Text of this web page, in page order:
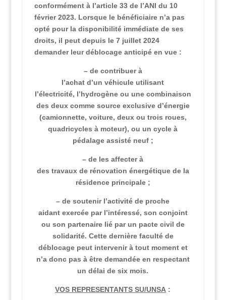
conformément à l’article 33 de l’ANI du 10
février 2023. Lorsque le bénéficiaire n’a pas
opté pour la disponibilité immédiate de ses
droits, il peut depuis le 7 juillet 2024
demander leur déblocage anticipé en vue :
– de contribuer à
l’achat d’un véhicule utilisant
l’électricité, l’hydrogène ou une combinaison
des deux comme source exclusive d’énergie
(camionnette, voiture, deux ou trois roues,
quadricycles à moteur), ou un cycle à
pédalage assisté neuf ;
– de les affecter à
des travaux de rénovation énergétique de la
résidence principale ;
– de soutenir l’activité de proche
aidant exercée par l’intéressé, son conjoint
ou son partenaire lié par un pacte civil de
solidarité. Cette dernière faculté de
déblocage peut intervenir à tout moment et
n’a donc pas à être demandée en respectant
un délai de six mois.
VOS REPRESENTANTS SU/UNSA :